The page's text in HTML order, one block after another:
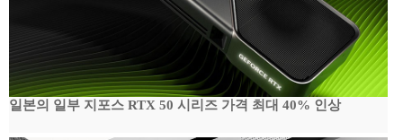
일본의 일부 지포스 RTX 50 시리즈 가격 최대 40% 인상